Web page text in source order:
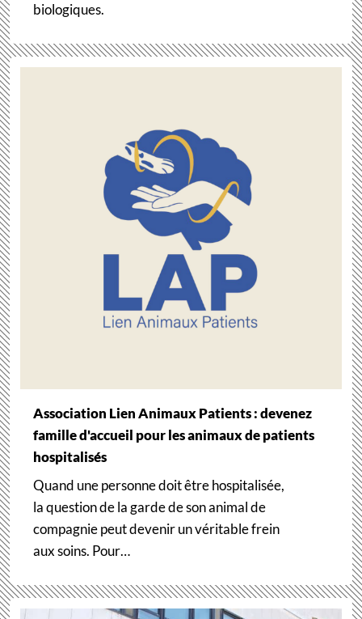
biologiques.
Association Lien Animaux Patients : devenez
famille d'accueil pour les animaux de patients
hospitalisés
Quand une personne doit être hospitalisée,
la question de la garde de son animal de
compagnie peut devenir un véritable frein
aux soins. Pour…